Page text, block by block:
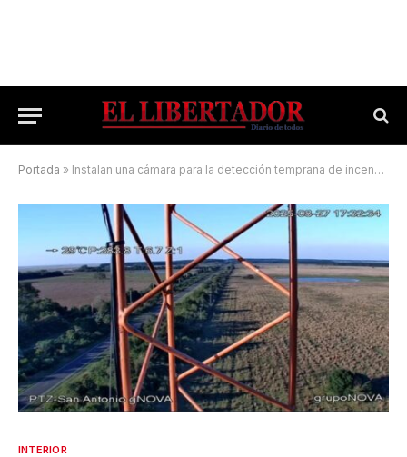
Portada » Instalan una cámara para la detección temprana de incendios rurales
INTERIOR